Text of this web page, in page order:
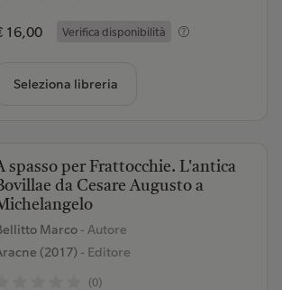
16,00 Verifica disponibilità
Seleziona libreria
spasso per Frattocchie. L'antica
da Cesare Augusto a
Marco - Autore
(2017)- Editore
(0)